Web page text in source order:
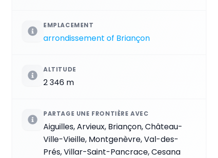
EMPLACEMENT
arrondissement of Briançon
ALTITUDE
2 346 m
PARTAGE UNE FRONTIÈRE AVEC
Aiguilles, Arvieux, Briançon, Château-
Ville-Vieille, Montgenèvre, Val-des-
Prés, Villar-Saint-Pancrace, Cesana